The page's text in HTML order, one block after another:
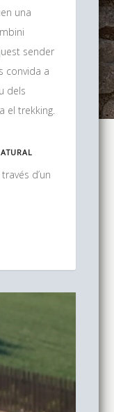
una
sender
convida a
dels
el trekking.
d’un